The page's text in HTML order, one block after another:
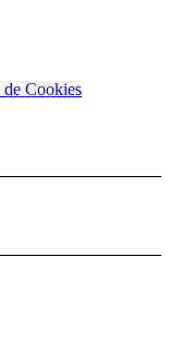
Cookies